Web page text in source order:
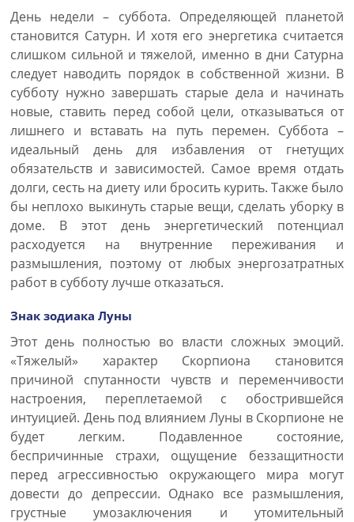
День недели – суббота. Определяющей планетой
становится Сатурн. И хотя его энергетика считается
слишком сильной и тяжелой, именно в дни Сатурна
следует наводить порядок в собственной жизни. В
субботу нужно завершать старые дела и начинать
новые, ставить перед собой цели, отказываться от
лишнего и вставать на путь перемен. Суббота –
идеальный день для избавления от гнетущих
обязательств и зависимостей. Самое время отдать
долги, сесть на диету или бросить курить. Также было
бы неплохо выкинуть старые вещи, сделать уборку в
доме. В этот день энергетический потенциал
расходуется на внутренние переживания и
размышления, поэтому от любых энергозатратных
работ в субботу лучше отказаться.
Знак зодиака Луны
Этот день полностью во власти сложных эмоций.
«Тяжелый» характер Скорпиона становится
причиной спутанности чувств и переменчивости
настроения, переплетаемой с обострившейся
интуицией. День под влиянием Луны в Скорпионе не
будет легким. Подавленное состояние,
беспричинные страхи, ощущение беззащитности
перед агрессивностью окружающего мира могут
довести до депрессии. Однако все размышления,
грустные умозаключения и утомительный